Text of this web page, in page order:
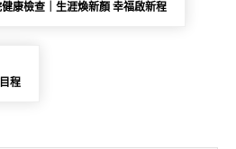
康檢查｜生涯煥新顏 幸福啟新程
程